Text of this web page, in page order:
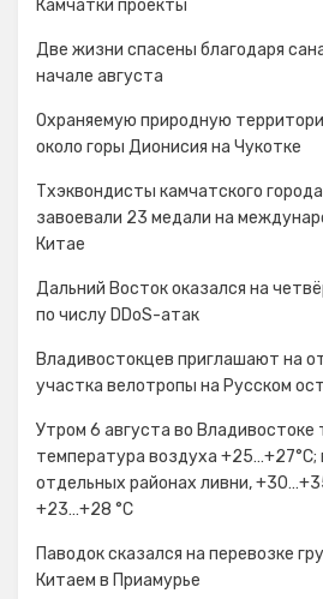
Камчатки проекты
Две жизни спасены благодаря
начале августа
Охраняемую природную
около горы Дионисия на Чукотке
Тхэквондисты камчатского
завоевали 23 медали на
Китае
Дальний Восток оказался на
по числу DDoS-атак
Владивостокцев приглашают на
участка велотропы на Русском
Утром 6 августа во Владивостоке
температура воздуха +25…+27°С;
отдельных районах ливни,
+23…+28 °C
Паводок сказался на перевозке
Китаем в Приамурье